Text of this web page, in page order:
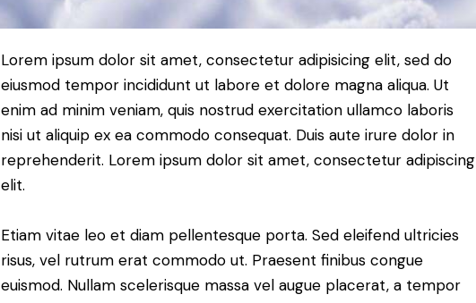
Lorem ipsum dolor sit amet, consectetur adipisicing elit, sed do
eiusmod tempor incididunt ut labore et dolore magna aliqua. Ut
enim ad minim veniam, quis nostrud exercitation ullamco laboris
nisi ut aliquip ex ea commodo consequat. Duis aute irure dolor in
reprehenderit. Lorem ipsum dolor sit amet, consectetur adipiscing
elit.
Etiam vitae leo et diam pellentesque porta. Sed eleifend ultricies
risus, vel rutrum erat commodo ut. Praesent finibus congue
euismod. Nullam scelerisque massa vel augue placerat, a tempor